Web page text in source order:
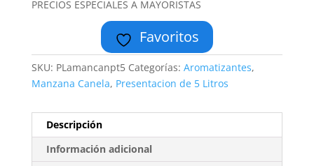
PRECIOS ESPECIALES A MAYORISTAS
Favoritos
SKU: PLamancanpt5 Categorías: Aromatizantes,
Manzana Canela, Presentacion de 5 Litros
Descripción
Información adicional